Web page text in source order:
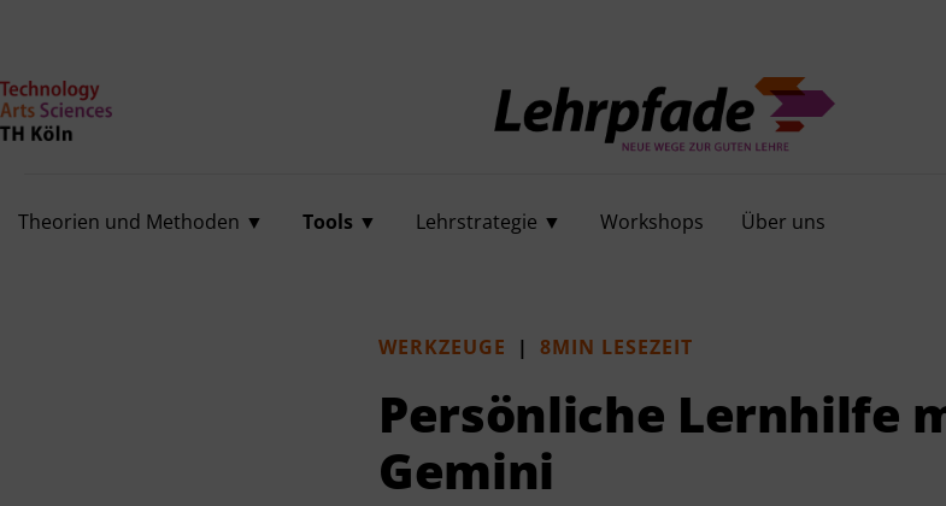
Theorien und Methoden ▼ Tools ▼ Lehrstrategie ▼ Workshops Über uns
Tools
Lehrstrategie
Workshops
WERKZEUGE | 8MIN LESEZEIT
Persönliche Lernhilfe
Gemini